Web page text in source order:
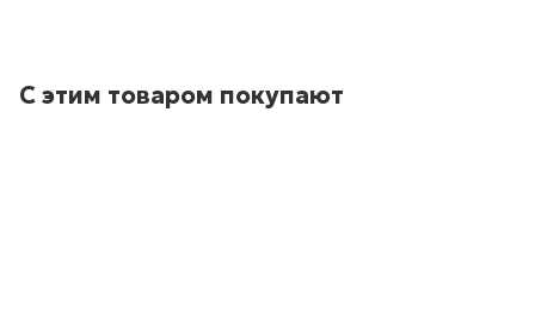
С этим товаром покупают